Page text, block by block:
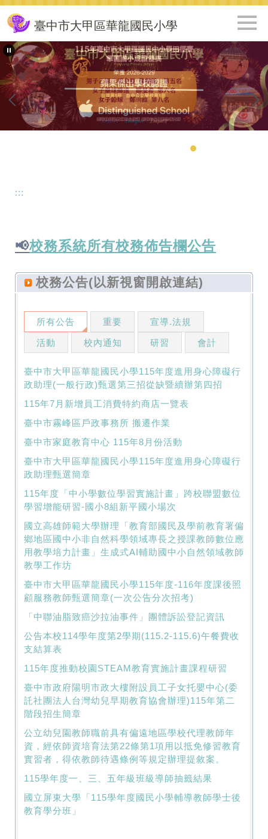
跳
到
主
要
內
容
區
臺中市大甲區華龍國民小學
:::
📢校務系統所有校務佈告欄公告
校務公告(以新視窗開啟連結)
所有公告 重要 宣導.法規
活動 校內通知 研習 會計
臺中市大甲區華龍國民小學115年度進用身心障礙行
政助理(一般行政)甄選第三招從缺暨續辦第四招
115年7月新增員工消費特約商店一覽表
臺中市霧峰區戶政事務所 搬遷作業
臺中市家庭教育中心 115年8月份活動
臺中市大甲區華龍國民小學115年度進用身心障礙行
政助理甄選簡章
115年度「中小學數位學習實施計畫」跨校聯盟數位
學習增能研習-國小8組新平國小場次
國立高雄師範大學辦理「教育部國民及學前教育署偏
鄉地區國中小非自然科學領域專長之授課教師數位應
用教學培力計畫」生成式AI輔助國中小自然領域教師
教學工作坊
臺中市大甲區華龍國民小學115年度-116年度課後照
顧服務教師甄選簡章(一次公告分次招考)
「中聯油脂致癌沙拉油事件」團體訴訟登記資訊
公告本校114學年度第2學期(115.2-115.6)午餐費收
支結算表
115年度推動校園STEAM教育實施計畫課程研習
臺中市政府陽明市政大樓附設員工子女托嬰中心(委
託社團法人台灣幼兒早期教育協會辦理)115年第二
階段招生簡章
公立幼兒園教師職前具有偏遠地區學校代理教師年
資，經依師資培育法第22條第1項用以抵免修習教育
實習者，得依教師待遇條例等規定辦理提敘案。
115學年度一、三、五年級班級導師抽籤結果
國立屏東大學「115學年度國民小學輔導教師學士後
教育學分班」